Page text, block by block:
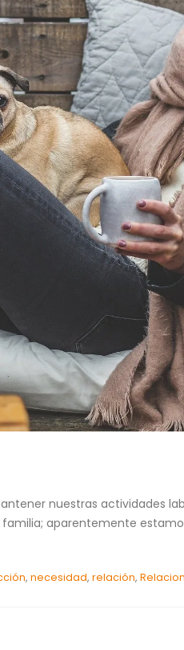
nuestras actividades
aparentemente
,necesidad,relación,